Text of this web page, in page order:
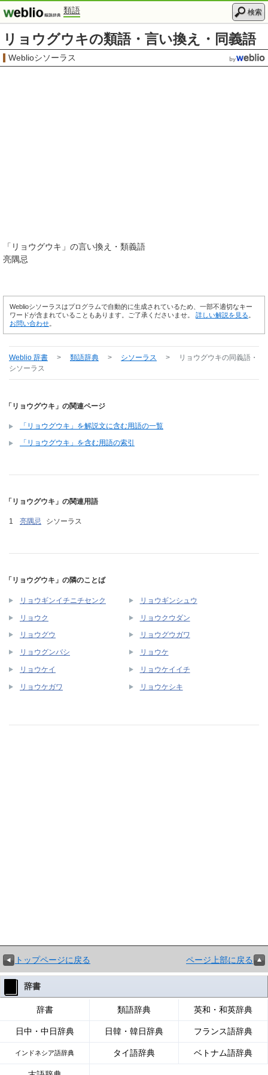
類語 検索
リョウグウキの類語・言い換え・同義語
Weblioシソーラス
「 リョウグウキ 」の言い換え・類義語
亮隅忌
Weblioシソーラスはプログラムで自動的に生成されているため、一部不適切なキー
ワードが含まれていることもあります。ご了承くださいませ。 詳しい解説を見る
お問い合わせ
Weblio 辞書 > 類語辞典 > シソーラス > リョウグウキの同義語・
シソーラス
「リョウグウキ」の関連ページ
「リョウグウキ」を解説文に含む用語の一覧
「リョウグウキ」を含む用語の索引
「リョウグウキ」の関連用語
亮隅忌 シソーラス
「リョウグウキ」の隣のことば
リョウギンイチニチセンク リョウギンシュウ
リョウク リョウクウダン
リョウグウ リョウグウガワ
リョウグンバシ リョウケ
リョウケイ リョウケイイチ
リョウケガワ リョウケシキ
トップページに戻る ページ上部に戻る
辞書
辞書 類語辞典 英和・和英辞典
日中・中日辞典 日韓・韓日辞典 フランス語辞典
インドネシア語辞典 タイ語辞典 ベトナム語辞典